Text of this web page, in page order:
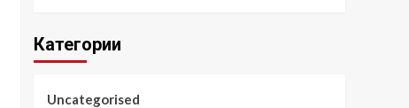
Категории
Uncategorised